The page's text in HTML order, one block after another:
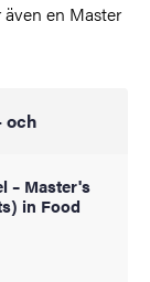
en Master
och
– Master's
in Food